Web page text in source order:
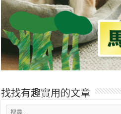
找找有趣實用的文章